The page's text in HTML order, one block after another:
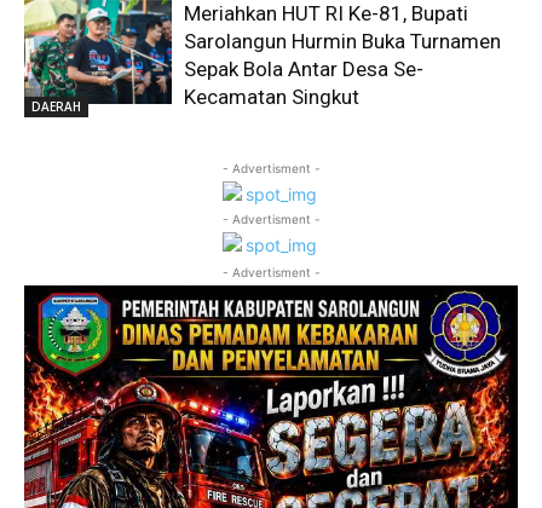
DAERAH
Meriahkan HUT RI Ke-81, Bupati
Sarolangun Hurmin Buka Turnamen
Sepak Bola Antar Desa Se-
Kecamatan Singkut
- Advertisment -
- Advertisment -
- Advertisment -